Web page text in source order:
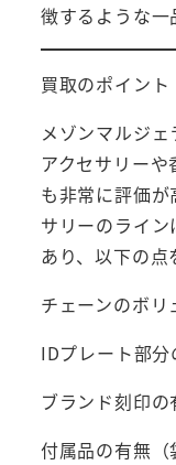
徴するような一
買取のポイント
メゾンマルジェ
アクセサリー
も非常に評価が
サリーのライ
あり、以下の点
チェーンのボ
IDプレート部分
ブランド刻印の
付属品の有無（